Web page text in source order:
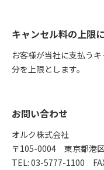
キャンセル料の上限
お客様が当社に支払う
分を上限とします。
お問い合わせ
オルク株式会社
〒105-0004 東京都港
TEL: 03-5777-1100